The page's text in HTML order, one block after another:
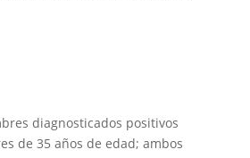
diagnosticados positivos
de 35 años de edad; ambos